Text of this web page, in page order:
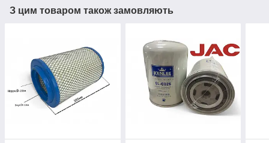
З цим товаром також замовляють